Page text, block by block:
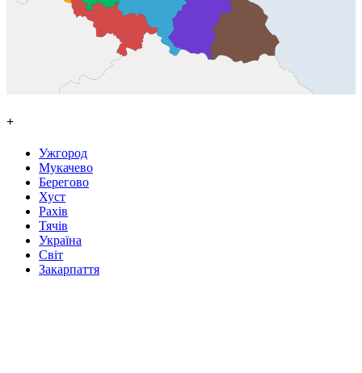
+
Ужгород
Мукачево
Берегово
Хуст
Рахів
Тячів
Україна
Світ
Закарпаття